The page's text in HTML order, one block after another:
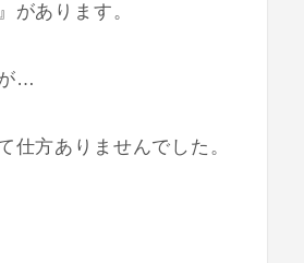
があります。
…
仕方ありませんでした。